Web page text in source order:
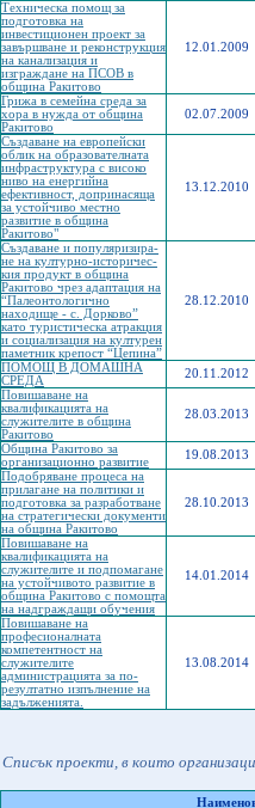
Техническа помощ за
подготовка на
инвестиционен проект за
завършване и реконструкция
на канализация и
изграждане на ПСОВ в
община Ракитово
12.01.2009
Грижа в семейна среда за
хора в нужда от община
Ракитово
02.07.2009
Създаване на европейски
облик на образователната
инфраструктура с високо
ниво на енергийна
ефективност, допринасяща
за устойчиво местно
развитие в община
Ракитово"
13.12.2010
Създаване и популяризира-
не на културно-историчес-
кия продукт в община
Ракитово чрез адаптация на
“Палеонтологично
находище - с. Дорково”
като туристическа атракция
и социализация на културен
паметник крепост “Цепина”
28.12.2010
ПОМОЩ В ДОМАШНА
СРЕДА
20.11.2012
Повишаване на
квалификацията на
служителите в община
Ракитово
28.03.2013
Община Ракитово за
организационно развитие
19.08.2013
Подобряване процеса на
прилагане на политики и
подготовка за разработване
на стратегически документи
на община Ракитово
28.10.2013
Повишаване на
квалификацията на
служителите и подпомагане
на устойчивото развитие в
община Ракитово с помощта
на надграждащи обучения
14.01.2014
Повишаване на
професионалната
компетентност на
служителите
администрацията за по-
резултатно изпълнение на
задълженията.
13.08.2014
Списък проекти, в които